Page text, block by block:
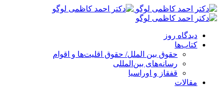
پرش
به
دیدگاه روز
کتاب‌ها
حقوق بین الملل/ حقوق اقلیت‌ها و اقوام
رسانه‌های بین‌المللی
قفقاز و اوراسیا
مقالات